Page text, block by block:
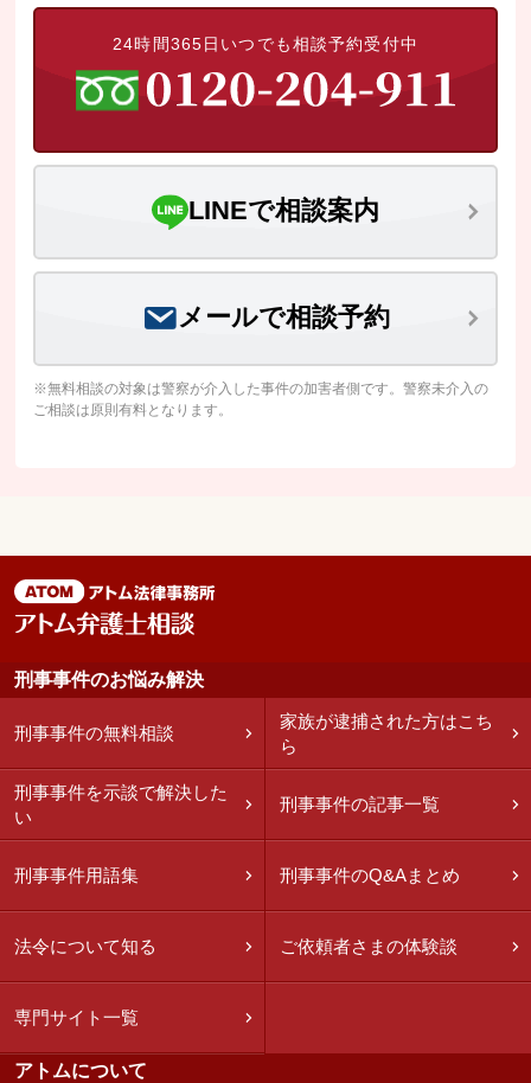
24時間365日いつでも相談予約受付中
LINEで相談案内
メールで相談予約
※無料相談の対象は警察が介入した事件の加害者側です。警察未介入の
ご相談は原則有料となります。
刑事事件のお悩み解決
刑事事件の無料相談
家族が逮捕された方はこち
ら
刑事事件を示談で解決した
い
刑事事件の記事一覧
刑事事件用語集 刑事事件のQ&Aまとめ
法令について知る ご依頼者さまの体験談
専門サイト一覧
アトムについて